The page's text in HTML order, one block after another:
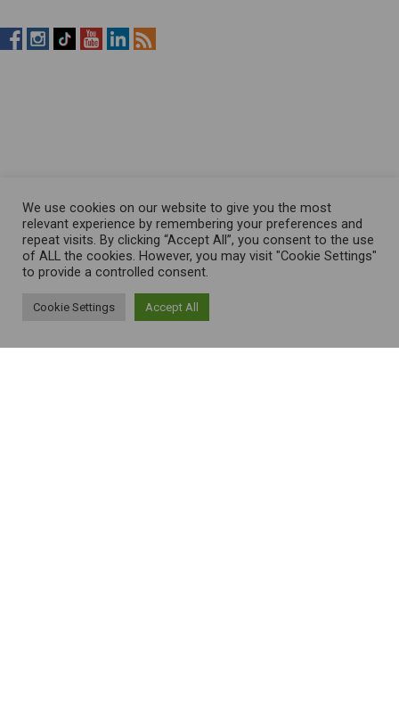
RistopiùNews
RistopiùNews
RistopiùNews
RistopiùNews
RistopiùNews
RSS
We use cookies on our website to give you the most
relevant experience by remembering your preferences and
repeat visits. By clicking “Accept All”, you consent to the use
of ALL the cookies. However, you may visit "Cookie Settings"
to provide a controlled consent.
Cookie Settings Accept All